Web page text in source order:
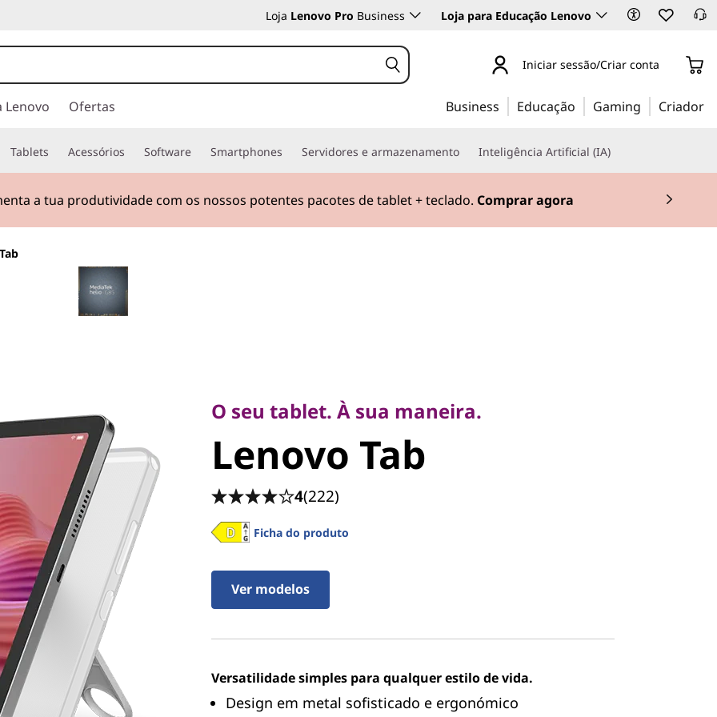
Loja Lenovo Pro Business Loja para Educação Lenovo
Iniciar sessão/Criar conta
Lenovo Ofertas Business Educação Gaming Criador
Tablets Acessórios Software Smartphones Servidores e armazenamento Inteligência Artificial (IA)
a tua produtividade com os nossos potentes pacotes de tablet + teclado. Comprar agora
Lenovo Tab
O seu tablet. À sua maneira.
Lenovo Tab
4(222)
Ficha do produto
Ver modelos
Versatilidade simples para qualquer estilo de vida.
Design em metal sofisticado e ergonómico